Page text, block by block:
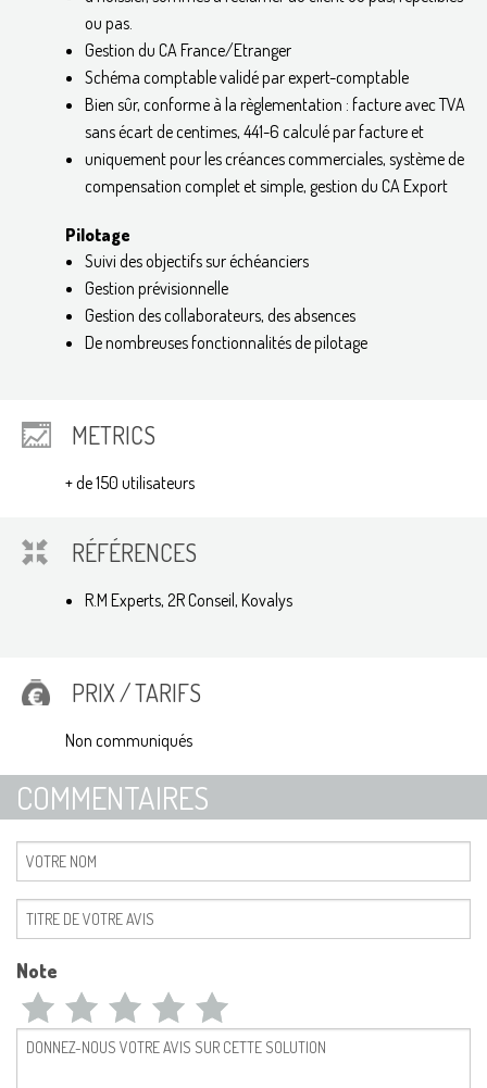
ou pas.
Gestion du CA France/Etranger
Schéma comptable validé par expert-comptable
Bien sûr, conforme à la règlementation : facture avec TVA
sans écart de centimes, 441-6 calculé par facture et
uniquement pour les créances commerciales, système de
compensation complet et simple, gestion du CA Export
Pilotage
Suivi des objectifs sur échéanciers
Gestion prévisionnelle
Gestion des collaborateurs, des absences
De nombreuses fonctionnalités de pilotage
METRICS
+ de 150 utilisateurs
RÉFÉRENCES
R.M Experts, 2R Conseil, Kovalys
PRIX / TARIFS
Non communiqués
COMMENTAIRES
Note